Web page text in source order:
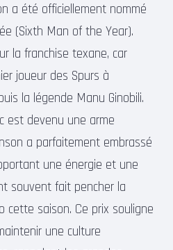
a été officiellement nommé
(Sixth Man of the Year).
la franchise texane, car
joueur des Spurs à
la légende Manu Ginobili.
est devenu une arme
a parfaitement embrassé
une énergie et une
souvent fait pencher la
cette saison. Ce prix souligne
une culture